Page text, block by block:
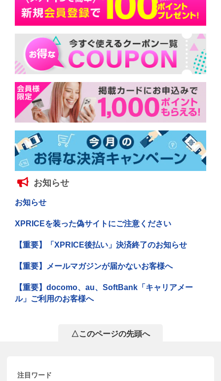
お知らせ
お知らせ
XPRICEを装った偽サイトにご注意ください
【重要】「XPRICE後払い」決済終了のお知らせ
【重要】メールマガジンが届かないお客様へ
【重要】docomo、au、SoftBank「キャリアメー
ル」ご利用のお客様へ
△このページの先頭へ
注目ワード